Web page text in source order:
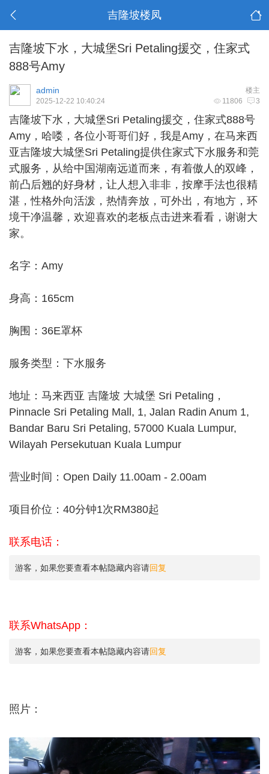
吉隆坡楼凤
吉隆坡下水，大城堡Sri Petaling援交，住家式
888号Amy
楼主
admin
11806 3
2025-12-22 10:40:24
吉隆坡下水 ，大城堡Sri Petaling援交，住家式888号
Amy，哈喽，各位小哥哥们好，我是Amy，在马来西
亚吉隆坡大城堡Sri Petaling提供住家式下水服务和莞
式服务，从给中国湖南远道而来，有着傲人的双峰，
前凸后翘的好身材，让人想入非非，按摩手法也很精
湛，性格外向活泼，热情奔放，可外出，有地方，环
境干净温馨，欢迎喜欢的老板点击进来看看，谢谢大
家。
名字：Amy
身高：165cm
胸围：36E罩杯
服务类型：下水服务
地址：马来西亚 吉隆坡 大城堡 Sri Petaling，
Pinnacle Sri Petaling Mall, 1, Jalan Radin Anum 1,
Bandar Baru Sri Petaling, 57000 Kuala Lumpur,
Wilayah Persekutuan Kuala Lumpur
营业时间：Open Daily 11.00am - 2.00am
项目价位：40分钟1次RM380起
联系电话：
游客，如果您要查看本帖隐藏内容请回复
联系WhatsApp：
游客，如果您要查看本帖隐藏内容请回复
照片：